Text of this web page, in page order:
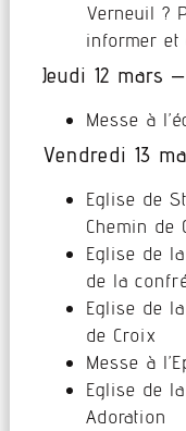
Verneuil ?
informer et
Jeudi 12 mars
Messe à
Vendredi 13
Eglise de
Chemin de
Eglise de
de la
Eglise de
de Croix
Messe à
Eglise de
Adoration